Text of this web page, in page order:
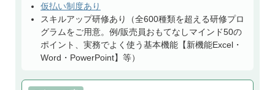
仮払い制度あり
スキルアップ研修あり（全600種類を超える研修プロ
グラムをご用意。例/販売員おもてなしマインド50の
ポイント、実務でよく使う基本機能【新機能Excel・
Word・PowerPoint】等）